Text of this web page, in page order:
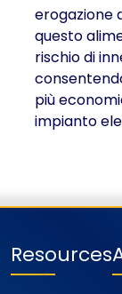
erogazione
questo
rischio di
più
impianto
Resources